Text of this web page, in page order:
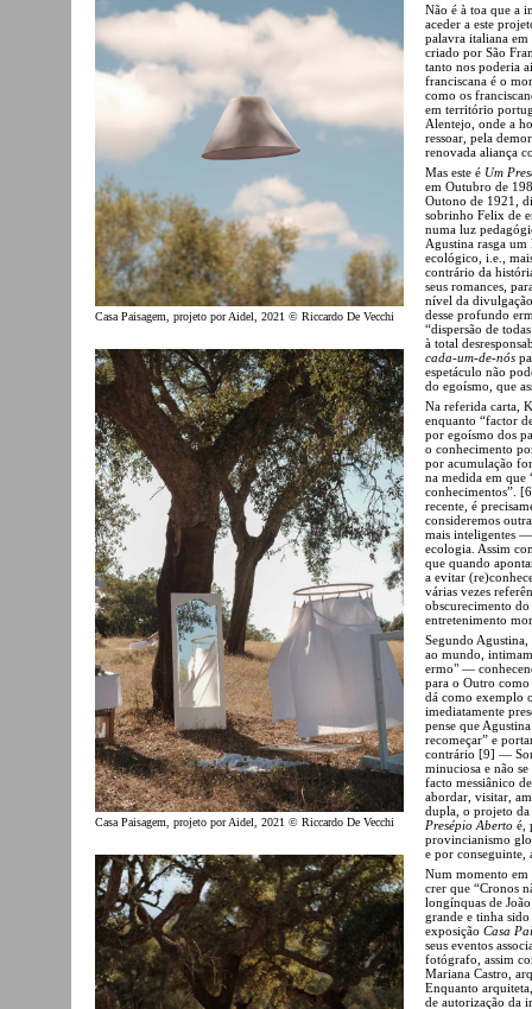
Casa Paisagem, projeto por Aidel, 2021 © Riccardo De Vecchi
Casa Paisagem, projeto por Aidel, 2021 © Riccardo De Vecchi
Não é à toa que a
aceder a este
palavra italiana
criado por São
tanto nos poderia
franciscana é o
como os
em território
Alentejo, onde a
ressoar, pela
renovada aliança
Mas este é Um
em Outubro de
Outono de 1921,
sobrinho Felix de
numa luz
Agustina rasga
ecológico, i.e.,
contrário da
seus romances,
nível da
desse profundo
“dispersão de
à total
cada-um-de-nós
espetáculo não
do egoísmo, que
Na referida carta,
enquanto “factor
por egoísmo dos
o conhecimento
por acumulação
na medida em que
conhecimentos”.
recente, é
consideremos
mais inteligentes
ecologia. Assim
que quando
a evitar
várias vezes
obscurecimento
entretenimento
Segundo
ao mundo,
ermo" —
para o Outro
dá como exemplo
imediatamente
pense que
recomeçar” e
contrário [9] —
minuciosa e não
facto messiânico
abordar, visitar,
dupla, o projeto
Presépio Aberto é,
provincianismo
e por conseguinte,
Num momento
crer que “Cronos
longínquas de
grande e tinha
exposição Casa
seus eventos
fotógrafo, assim
Mariana Castro,
Enquanto
de autorização da